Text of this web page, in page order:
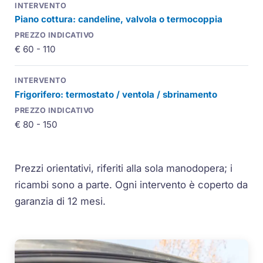
Piano cottura: candeline, valvola o termocoppia
€ 60 - 110
Frigorifero: termostato / ventola / sbrinamento
€ 80 - 150
Prezzi orientativi, riferiti alla sola manodopera; i
ricambi sono a parte. Ogni intervento è coperto da
garanzia di 12 mesi.